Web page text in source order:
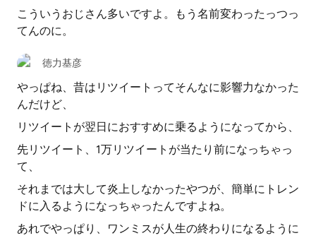
こういうおじさん多いですよ。もう名前変わったっつっ
てんのに。
徳力基彦
やっぱね、昔はリツイートってそんなに影響力なかった
んだけど、
リツイートが翌日におすすめに乗るようになってから、
先リツイート、1万リツイートが当たり前になっちゃっ
て、
それまでは大して炎上しなかったやつが、簡単にトレン
ドに入るようになっちゃったんですよね。
あれでやっぱり、ワンミスが人生の終わりになるように